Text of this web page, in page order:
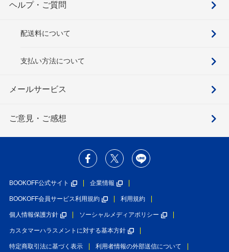
ヘルプ・ご質問
配送料について
支払い方法について
メールサービス
ご意見・ご感想
BOOKOFF公式サイト 企業情報
BOOKOFF会員サービス利用規約 利用規約
個人情報保護方針 ソーシャルメディアポリシー
カスタマーハラスメントに対する基本方針
特定商取引法に基づく表示 利用者情報の外部送信について